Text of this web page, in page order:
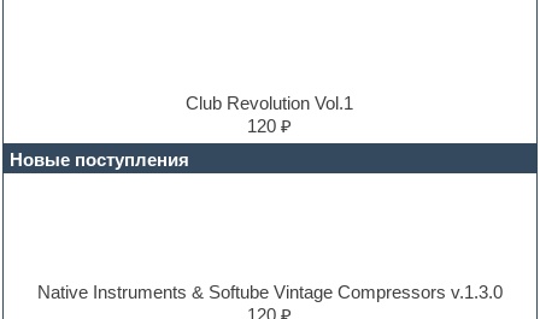
Electric guitar
Electric piano
EXS24 Instruments
Club Revolution Vol.1
120 ₽
Новые поступления
Native Instruments & Softube Vintage Compressors v.1.3.0
120 ₽